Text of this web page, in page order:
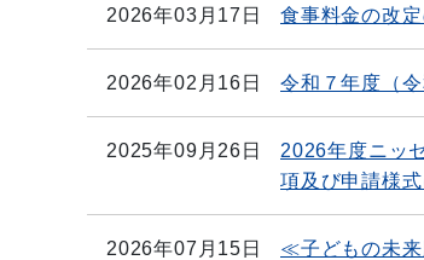
2026年03月17日 食事料金の改
2026年02月16日 令和７年度（
2025年09月26日
2026年度ニッ
項及び申請様
2026年07月15日 ≪子どもの未